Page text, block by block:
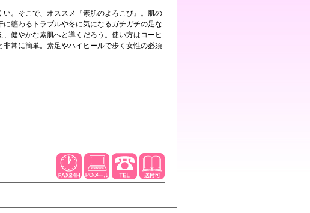
。そこで、オススメ『素肌のよろこび』。肌の
纏わるトラブルや冬に気になるガチガチの足な
健やかな素肌へと導くだろう。使い方はコーヒ
常に簡単。素足やハイヒールで歩く女性の必須